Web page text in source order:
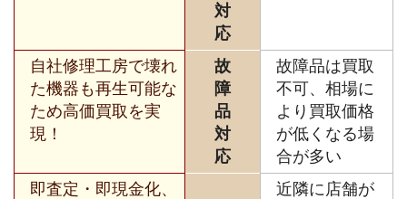
対
応
自社修理工房で壊れ
た機器も再生可能な
ため高価買取を実
現！
故
障
品
対
応
故障品は買取
不可、相場に
より買取価格
が低くなる場
合が多い
即査定・即現金化、
近隣に店舗が